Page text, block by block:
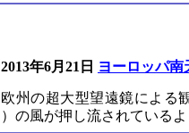
2013年6月21日 ヨーロッパ南
欧州の超大型望遠鏡による
）の風が押し流されている